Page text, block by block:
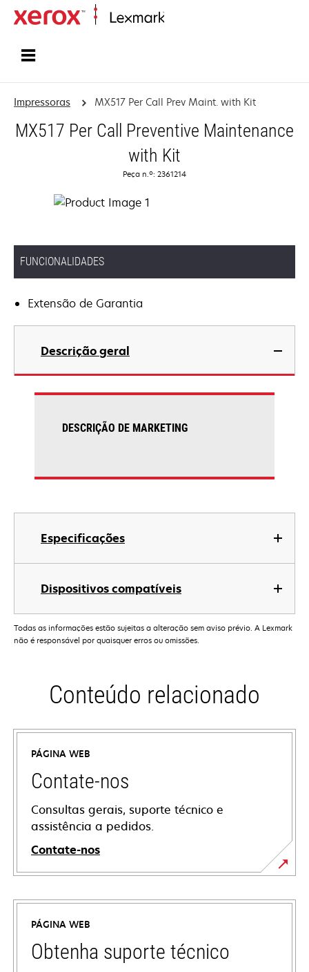
Impressoras MX517 Per Call Prev Maint. with Kit
MX517 Per Call Preventive Maintenance
with Kit
Peça n.º: 2361214
FUNCIONALIDADES
Extensão de Garantia
Descrição geral
Especificações
Dispositivos compatíveis
DESCRIÇÃO DE MARKETING
Todas as informações estão sujeitas a alteração sem aviso prévio. A Lexmark
não é responsável por quaisquer erros ou omissões.
Conteúdo relacionado
PÁGINA WEB
Contate-nos
Consultas gerais, suporte técnico e
assistência a pedidos.
Contate-nos
PÁGINA WEB
Obtenha suporte técnico